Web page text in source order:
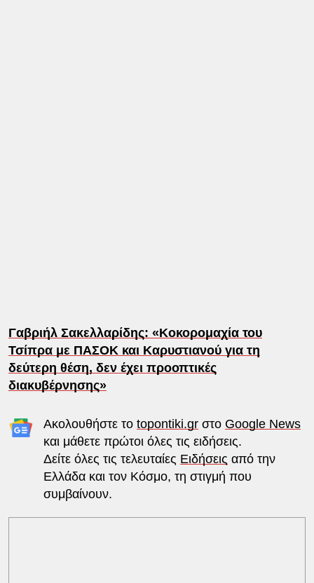
Γαβριήλ Σακελλαρίδης: «Κοκορομαχία του
Τσίπρα με ΠΑΣΟΚ και Καρυστιανού για τη
δεύτερη θέση, δεν έχει προοπτικές
διακυβέρνησης»
Ακολουθήστε το topontiki.grστο Google News
και μάθετε πρώτοι όλες τις ειδήσεις.
Δείτε όλες τις τελευταίες Ειδήσεις από την
Ελλάδα και τον Κόσμο, τη στιγμή που
συμβαίνουν.